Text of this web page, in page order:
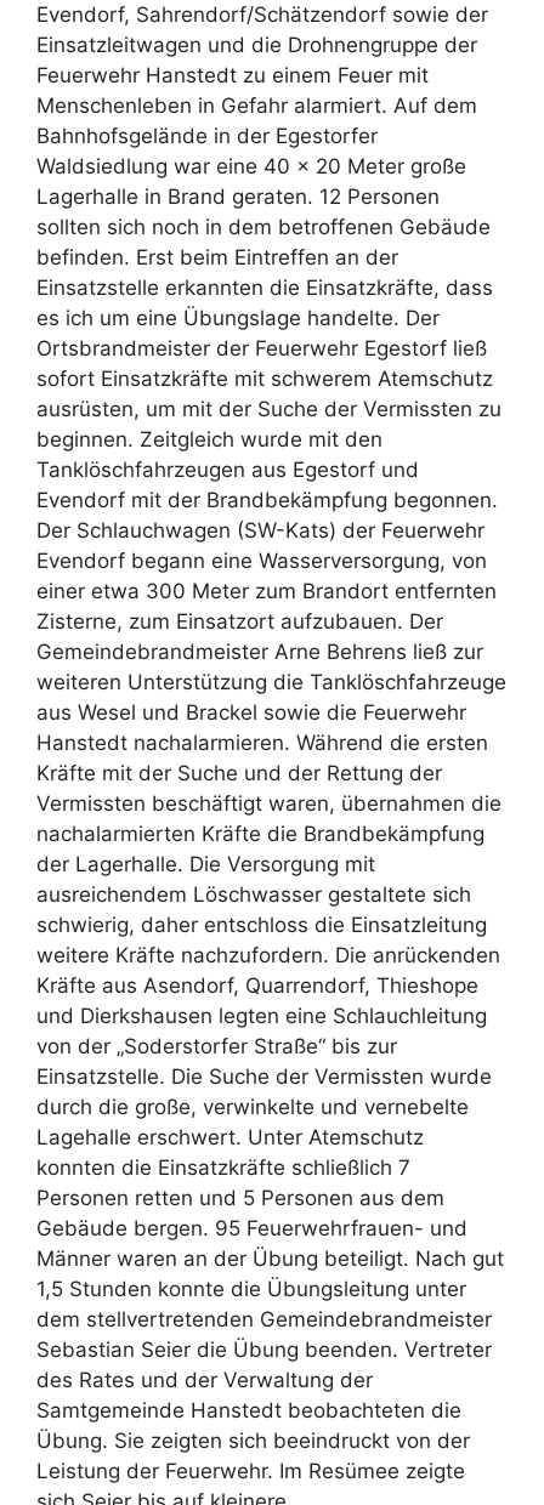
Evendorf, Sahrendorf/Schätzendorf sowie der
Einsatzleitwagen und die Drohnengruppe der
Feuerwehr Hanstedt zu einem Feuer mit
Menschenleben in Gefahr alarmiert. Auf dem
Bahnhofsgelände in der Egestorfer
Waldsiedlung war eine 40 x 20 Meter große
Lagerhalle in Brand geraten. 12 Personen
sollten sich noch in dem betroffenen Gebäude
befinden. Erst beim Eintreffen an der
Einsatzstelle erkannten die Einsatzkräfte, dass
es ich um eine Übungslage handelte. Der
Ortsbrandmeister der Feuerwehr Egestorf ließ
sofort Einsatzkräfte mit schwerem Atemschutz
ausrüsten, um mit der Suche der Vermissten zu
beginnen. Zeitgleich wurde mit den
Tanklöschfahrzeugen aus Egestorf und
Evendorf mit der Brandbekämpfung begonnen.
Der Schlauchwagen (SW-Kats) der Feuerwehr
Evendorf begann eine Wasserversorgung, von
einer etwa 300 Meter zum Brandort entfernten
Zisterne, zum Einsatzort aufzubauen. Der
Gemeindebrandmeister Arne Behrens ließ zur
weiteren Unterstützung die Tanklöschfahrzeuge
aus Wesel und Brackel sowie die Feuerwehr
Hanstedt nachalarmieren. Während die ersten
Kräfte mit der Suche und der Rettung der
Vermissten beschäftigt waren, übernahmen die
nachalarmierten Kräfte die Brandbekämpfung
der Lagerhalle. Die Versorgung mit
ausreichendem Löschwasser gestaltete sich
schwierig, daher entschloss die Einsatzleitung
weitere Kräfte nachzufordern. Die anrückenden
Kräfte aus Asendorf, Quarrendorf, Thieshope
und Dierkshausen legten eine Schlauchleitung
von der „Soderstorfer Straße“ bis zur
Einsatzstelle. Die Suche der Vermissten wurde
durch die große, verwinkelte und vernebelte
Lagehalle erschwert. Unter Atemschutz
konnten die Einsatzkräfte schließlich 7
Personen retten und 5 Personen aus dem
Gebäude bergen. 95 Feuerwehrfrauen- und
Männer waren an der Übung beteiligt. Nach gut
1,5 Stunden konnte die Übungsleitung unter
dem stellvertretenden Gemeindebrandmeister
Sebastian Seier die Übung beenden. Vertreter
des Rates und der Verwaltung der
Samtgemeinde Hanstedt beobachteten die
Übung. Sie zeigten sich beeindruckt von der
Leistung der Feuerwehr. Im Resümee zeigte